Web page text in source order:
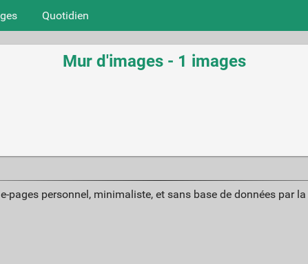
Quotidien
Mur d'images - 1 images
pages personnel, minimaliste, et sans base de données par